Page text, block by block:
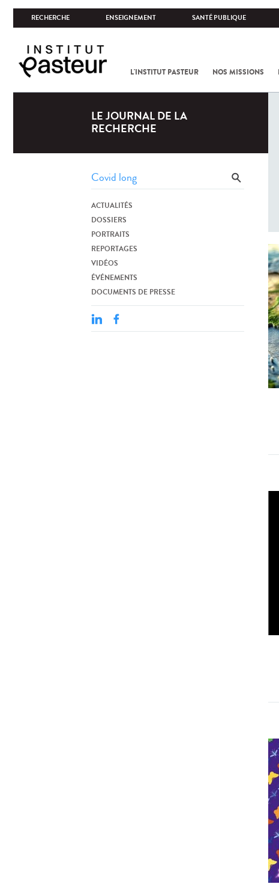
RECHERCHE ENSEIGNEMENT SANTÉ PUBLIQUE
L'INSTITUT PASTEUR NOS MISSIONS
LE JOURNAL DE LA
RECHERCHE
ACTUALITÉS
DOSSIERS
PORTRAITS
REPORTAGES
VIDÉOS
ÉVÉNEMENTS
DOCUMENTS DE PRESSE